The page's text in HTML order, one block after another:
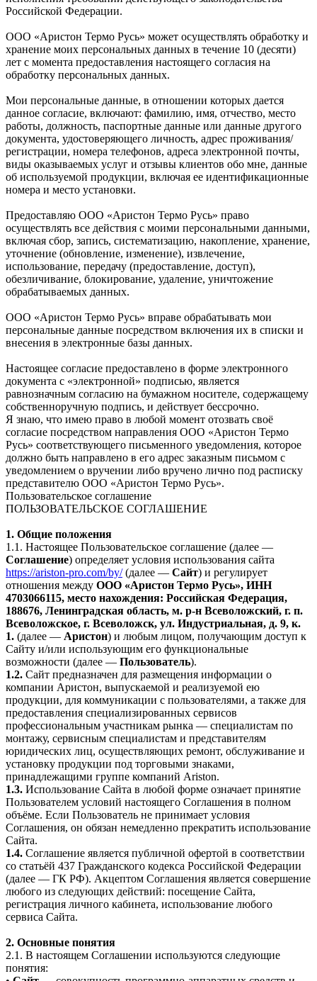
Российской Федерации.
ООО «Аристон Термо Русь» может осуществлять обработку и
хранение моих персональных данных в течение 10 (десяти)
лет с момента предоставления настоящего согласия на
обработку персональных данных.
Мои персональные данные, в отношении которых дается
данное согласие, включают: фамилию, имя, отчество, место
работы, должность, паспортные данные или данные другого
документа, удостоверяющего личность, адрес проживания/
регистрации, номера телефонов, адреса электронной почты,
виды оказываемых услуг и отзывы клиентов обо мне, данные
об используемой продукции, включая ее идентификационные
номера и место установки.
Предоставляю ООО «Аристон Термо Русь» право
осуществлять все действия с моими персональными данными,
включая сбор, запись, систематизацию, накопление, хранение,
уточнение (обновление, изменение), извлечение,
использование, передачу (предоставление, доступ),
обезличивание, блокирование, удаление, уничтожение
обрабатываемых данных.
ООО «Аристон Термо Русь» вправе обрабатывать мои
персональные данные посредством включения их в списки и
внесения в электронные базы данных.
Настоящее согласие предоставлено в форме электронного
документа с «электронной» подписью, является
равнозначным согласию на бумажном носителе, содержащему
собственноручную подпись, и действует бессрочно.
Я знаю, что имею право в любой момент отозвать своё
согласие посредством направления ООО «Аристон Термо
Русь» соответствующего письменного уведомления, которое
должно быть направлено в его адрес заказным письмом с
уведомлением о вручении либо вручено лично под расписку
представителю ООО «Аристон Термо Русь».
Пользовательское соглашение
ПОЛЬЗОВАТЕЛЬСКОЕ СОГЛАШЕНИЕ
1. Общие положения
1.1. Настоящее Пользовательское соглашение (далее —
Соглашение) определяет условия использования сайта
https://ariston-pro.com/by/(далее — Сайт) и регулирует
отношения между ООО «Аристон Термо Русь», ИНН
4703066115, место нахождения: Российская Федерация,
188676, Ленинградская область, м. р-н Всеволожский, г. п.
Всеволожское, г. Всеволожск, ул. Индустриальная, д. 9, к.
1. (далее — Аристон) и любым лицом, получающим доступ к
Сайту и/или использующим его функциональные
возможности (далее — Пользователь).
1.2. Сайт предназначен для размещения информации о
компании Аристон, выпускаемой и реализуемой ею
продукции, для коммуникации с пользователями, а также для
предоставления специализированных сервисов
профессиональным участникам рынка — специалистам по
монтажу, сервисным специалистам и представителям
юридических лиц, осуществляющих ремонт, обслуживание и
установку продукции под торговыми знаками,
принадлежащими группе компаний Ariston.
1.3. Использование Сайта в любой форме означает принятие
Пользователем условий настоящего Соглашения в полном
объёме. Если Пользователь не принимает условия
Соглашения, он обязан немедленно прекратить использование
Сайта.
1.4. Соглашение является публичной офертой в соответствии
со статьёй 437 Гражданского кодекса Российской Федерации
(далее — ГК РФ). Акцептом Соглашения является совершение
любого из следующих действий: посещение Сайта,
регистрация личного кабинета, использование любого
сервиса Сайта.
2. Основные понятия
2.1. В настоящем Соглашении используются следующие
понятия: